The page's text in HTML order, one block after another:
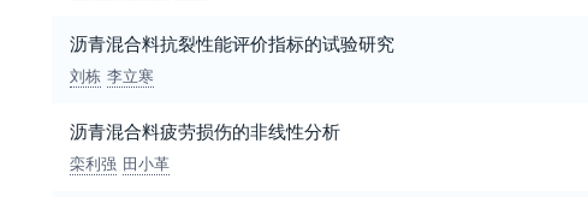
沥青混合料抗裂性能评价指标的试验研究
刘栋 李立寒
沥青混合料疲劳损伤的非线性分析
栾利强 田小革